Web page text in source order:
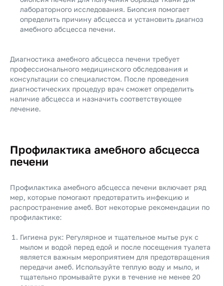
лабораторного исследования. Биопсия помогает
определить причину абсцесса и установить диагноз
амебного абсцесса печени.
Диагностика амебного абсцесса печени требует
профессионального медицинского обследования и
консультации со специалистом. После проведения
диагностических процедур врач сможет определить
наличие абсцесса и назначить соответствующее
лечение.
Профилактика амебного абсцесса
печени
Профилактика амебного абсцесса печени включает ряд
мер, которые помогают предотвратить инфекцию и
распространение амеб. Вот некоторые рекомендации по
профилактике:
Гигиена рук: Регулярное и тщательное мытье рук с
мылом и водой перед едой и после посещения туалета
является важным мероприятием для предотвращения
передачи амеб. Используйте теплую воду и мыло, и
тщательно промывайте руки в течение не менее 20